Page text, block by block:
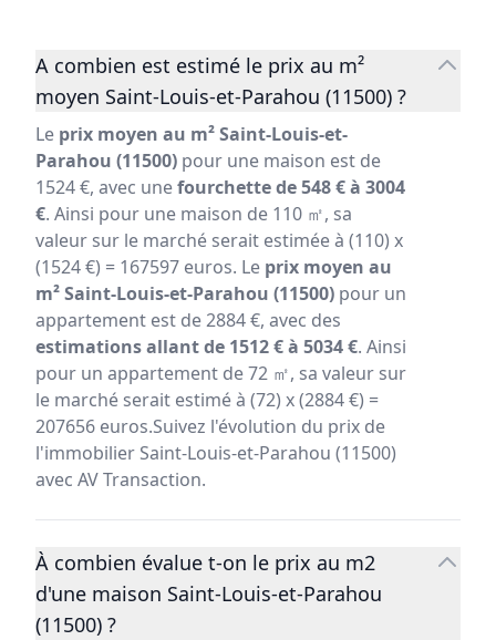
A combien est estimé le prix au m²
moyen Saint-Louis-et-Parahou (11500) ?
Le prix moyen au m² Saint-Louis-et-
Parahou (11500) pour une maison est de
1524 €, avec unefourchette de 548 € à 3004
€. Ainsi pour une maison de 110 ㎡, sa
valeur sur le marché serait estimée à (110) x
(1524 €) = 167597 euros. Le prix moyen au
m² Saint-Louis-et-Parahou (11500) pour un
appartement est de 2884 €, avec des
estimations allant de 1512 € à 5034 €. Ainsi
pour un appartement de 72 ㎡, sa valeur sur
le marché serait estimé à (72) x (2884 €) =
207656 euros.Suivez l'évolution du prix de
l'immobilier Saint-Louis-et-Parahou (11500)
avec AV Transaction.
À combien évalue t-on le prix au m2
d'une maison Saint-Louis-et-Parahou
(11500) ?